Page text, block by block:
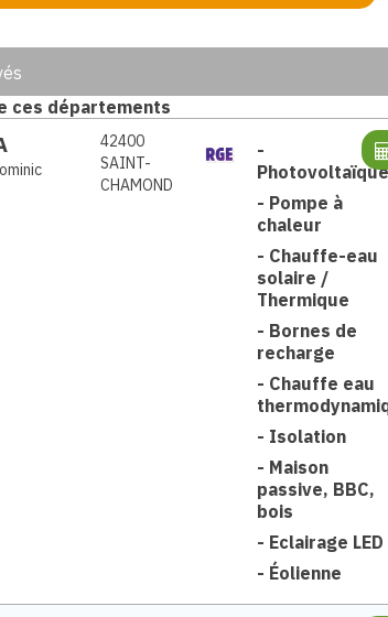
ces départements
42400
SAINT-
CHAMOND
-
Photovoltaïque
- Pompe à
chaleur
- Chauffe-eau
solaire /
Thermique
- Bornes de
recharge
- Chauffe eau
- Isolation
- Maison
passive, BBC,
bois
- Eclairage LED
- Éolienne